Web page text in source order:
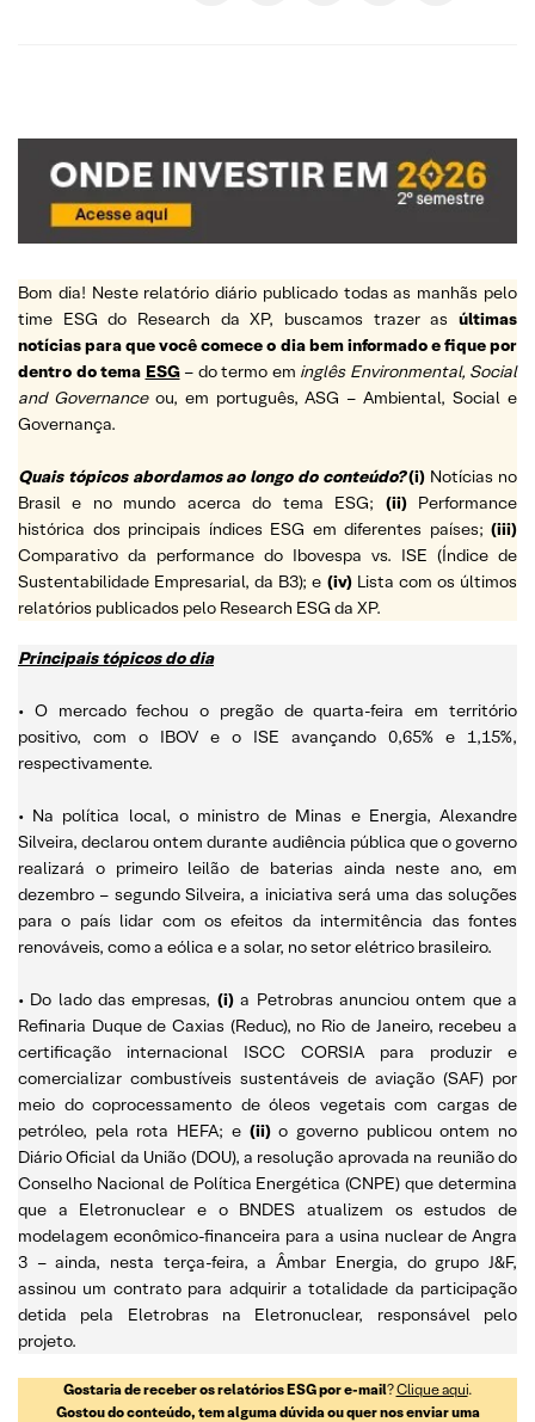
Bom dia! Neste relatório diário publicado todas as manhãs pelo
time ESG do Research da XP, buscamos trazer as últimas
notícias para que você comece o dia bem informado e fique por
dentro do tema ESG – do termo em inglês Environmental, Social
and Governance ou, em português, ASG – Ambiental, Social e
Governança.
Quais tópicos abordamos ao longo do conteúdo? (i) Notícias no
Brasil e no mundo acerca do tema ESG; (ii)Performance
histórica dos principais índices ESG em diferentes países; (iii)
Comparativo da performance do Ibovespa vs. ISE (Índice de
Sustentabilidade Empresarial, da B3); e (iv)Lista com os últimos
relatórios publicados pelo Research ESG da XP.
Principais tópicos do dia
• O mercado fechou o pregão de quarta-feira em território
positivo, com o IBOV e o ISE avançando 0,65% e 1,15%,
respectivamente.
• Na política local, o ministro de Minas e Energia, Alexandre
Silveira, declarou ontem durante audiência pública que o governo
realizará o primeiro leilão de baterias ainda neste ano, em
dezembro – segundo Silveira, a iniciativa será uma das soluções
para o país lidar com os efeitos da intermitência das fontes
renováveis, como a eólica e a solar, no setor elétrico brasileiro.
• Do lado das empresas, (i)a Petrobras anunciou ontem que a
Refinaria Duque de Caxias (Reduc), no Rio de Janeiro, recebeu a
certificação internacional ISCC CORSIA para produzir e
comercializar combustíveis sustentáveis de aviação (SAF) por
meio do coprocessamento de óleos vegetais com cargas de
petróleo, pela rota HEFA; e (ii)o governo publicou ontem no
Diário Oficial da União (DOU), a resolução aprovada na reunião do
Conselho Nacional de Política Energética (CNPE) que determina
que a Eletronuclear e o BNDES atualizem os estudos de
modelagem econômico-financeira para a usina nuclear de Angra
3 – ainda, nesta terça-feira, a Âmbar Energia, do grupo J&F,
assinou um contrato para adquirir a totalidade da participação
detida pela Eletrobras na Eletronuclear, responsável pelo
projeto.
Gostaria de receber os relatórios ESG por e-mail?Clique aqui.
Gostou do conteúdo, tem alguma dúvida ou quer nos enviar uma